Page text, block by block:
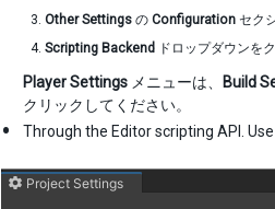
Other Settings の Configuration セク
Scripting Backend ドロップダウンを
Player Settings メニューは、 Build
クリックしてください。
Through the Editor scripting API.